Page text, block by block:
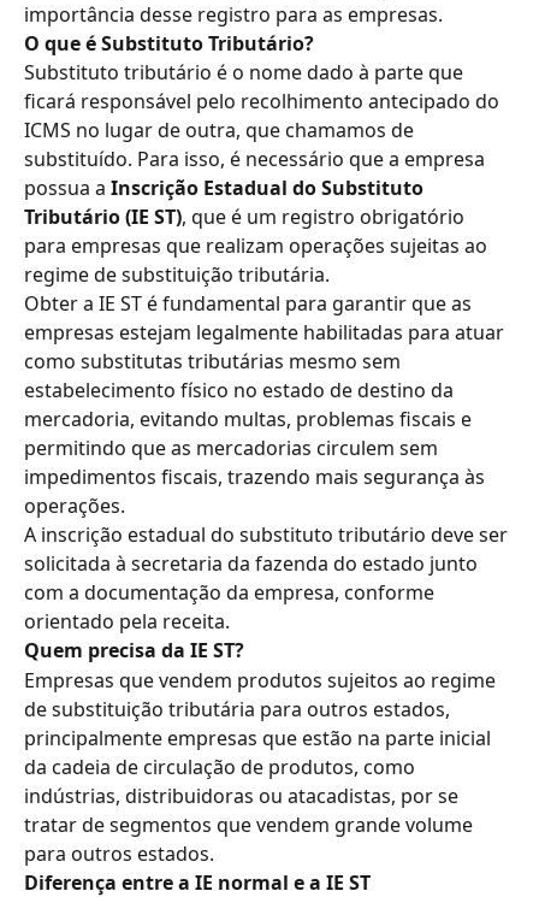
importância desse registro para as empresas.
O que é Substituto Tributário?
Substituto tributário é o nome dado à parte que
ficará responsável pelo recolhimento antecipado do
ICMS no lugar de outra, que chamamos de
substituído. Para isso, é necessário que a empresa
possua a Inscrição Estadual do Substituto
Tributário (IE ST), que é um registro obrigatório
para empresas que realizam operações sujeitas ao
regime de substituição tributária.
Obter a IE ST é fundamental para garantir que as
empresas estejam legalmente habilitadas para atuar
como substitutas tributárias mesmo sem
estabelecimento físico no estado de destino da
mercadoria, evitando multas, problemas fiscais e
permitindo que as mercadorias circulem sem
impedimentos fiscais, trazendo mais segurança às
operações.
A inscrição estadual do substituto tributário deve ser
solicitada à secretaria da fazenda do estado junto
com a documentação da empresa, conforme
orientado pela receita.
Quem precisa da IE ST?
Empresas que vendem produtos sujeitos ao regime
de substituição tributária para outros estados,
principalmente empresas que estão na parte inicial
da cadeia de circulação de produtos, como
indústrias, distribuidoras ou atacadistas, por se
tratar de segmentos que vendem grande volume
para outros estados.
Diferença entre a IE normal e a IE ST